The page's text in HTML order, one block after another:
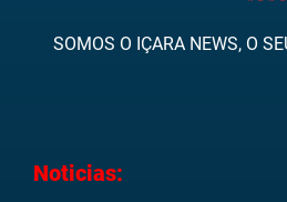
SOMOS O IÇARA NEWS, O
Noticias: